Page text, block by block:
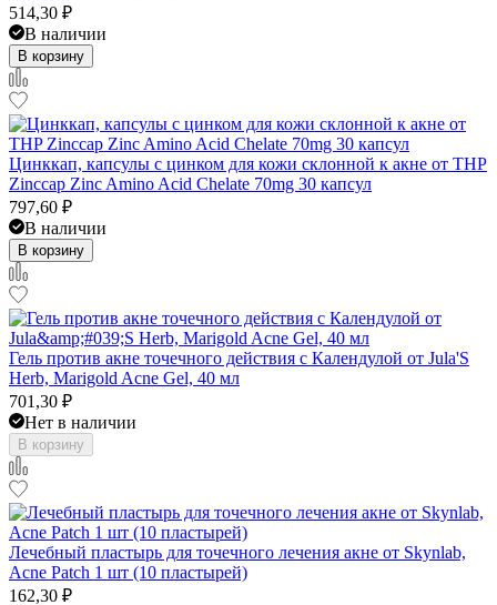
514,30 ₽
В наличии
В корзину
Цинккап, капсулы с цинком для кожи склонной к акне от THP
Zinccap Zinc Amino Acid Chelate 70mg 30 капсул
797,60 ₽
В наличии
В корзину
Гель против акне точечного действия с Календулой от Jula'S
Herb, Marigold Acne Gel, 40 мл
701,30 ₽
Нет в наличии
В корзину
Лечебный пластырь для точечного лечения акне от Skynlab,
Acne Patch 1 шт (10 пластырей)
162,30 ₽